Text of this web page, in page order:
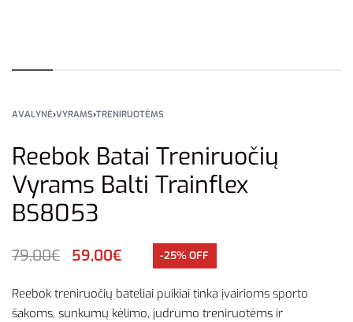
AVALYNĖ›VYRAMS›TRENIRUOTĖMS
Reebok Batai Treniruočių
Vyrams Balti Trainflex
BS8053
79,00€ 59,00€ -25% OFF
Reebok treniruočių bateliai puikiai tinka įvairioms sporto
šakoms, sunkumų kėlimo, judrumo treniruotėms ir